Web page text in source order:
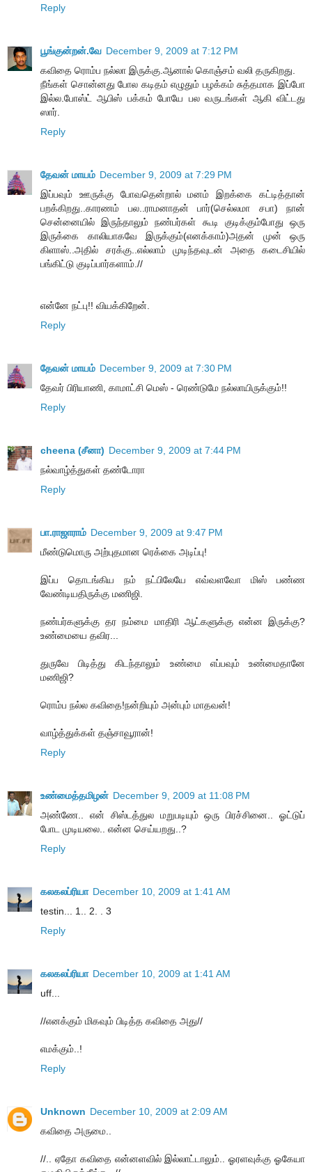
Reply
பூங்குன்றன்.வே December 9, 2009 at 7:12 PM
கவிதை ரொம்ப நல்லா இருக்கு.ஆனால் கொஞ்சம் வலி தருகிறது.
நீங்கள் சொன்னது போல கடிதம் எழுதும் பழக்கம் சுத்தமாக இப்போ
இல்ல.போஸ்ட் ஆபிஸ் பக்கம் போயே பல வருடங்கள் ஆகி விட்டது
ஸார்.
Reply
தேவன் மாயம் December 9, 2009 at 7:29 PM
இப்பவும் ஊருக்கு போவதென்றால் மனம் இறக்கை கட்டித்தான்
பறக்கிறது..காரணம் பல..ராமனாதன் பார்(செல்லமா சபா) நான்
சென்னையில் இருந்தாலும் நண்பர்கள் கூடி குடிக்கும்போது ஒரு
இருக்கை காலியாகவே இருக்கும்(எனக்காம்)அதன் முன் ஒரு
கிளாஸ்..அதில் சரக்கு..எல்லாம் முடிந்தவுடன் அதை கடைசியில்
பங்கிட்டு குடிப்பார்களாம்.//
என்னே நட்பு!! வியக்கிறேன்.
Reply
தேவன் மாயம் December 9, 2009 at 7:30 PM
தேவர் பிரியாணி, காமாட்சி மெஸ் - ரெண்டுமே நல்லாயிருக்கும்!!
Reply
cheena (சீனா) December 9, 2009 at 7:44 PM
நல்வாழ்த்துகள் தண்டோரா
Reply
பா.ராஜாராம் December 9, 2009 at 9:47 PM
மீண்டுமொரு அற்புதமான ரெக்கை அடிப்பு!
இப்ப தொடங்கிய நம் நட்பிலேயே எவ்வளவோ மிஸ் பண்ண
வேண்டியதிருக்கு மணிஜி.
நண்பர்களுக்கு தர நம்மை மாதிரி ஆட்களுக்கு என்ன இருக்கு?
உண்மையை தவிர...
துருவே பிடித்து கிடந்தாலும் உண்மை எப்பவும் உண்மைதானே
மணிஜி?
ரொம்ப நல்ல கவிதை!நன்றியும் அன்பும் மாதவன்!
வாழ்த்துக்கள் தஞ்சாவூரான்!
Reply
உண்மைத்தமிழன் December 9, 2009 at 11:08 PM
அண்ணே.. என் சிஸ்டத்துல மறுபடியும் ஒரு பிரச்சினை.. ஓட்டுப்
போட முடியலை.. என்ன செய்யறது..?
Reply
கலகலப்ரியா December 10, 2009 at 1:41 AM
testin... 1.. 2. . 3
Reply
கலகலப்ரியா December 10, 2009 at 1:41 AM
uff...
//எனக்கும் மிகவும் பிடித்த கவிதை அது//
எமக்கும்..!
Reply
Unknown December 10, 2009 at 2:09 AM
கவிதை அருமை..
//.. ஏதோ கவிதை என்னளவில் இல்லாட்டாலும்.. ஓரளவுக்கு ஓகேயா